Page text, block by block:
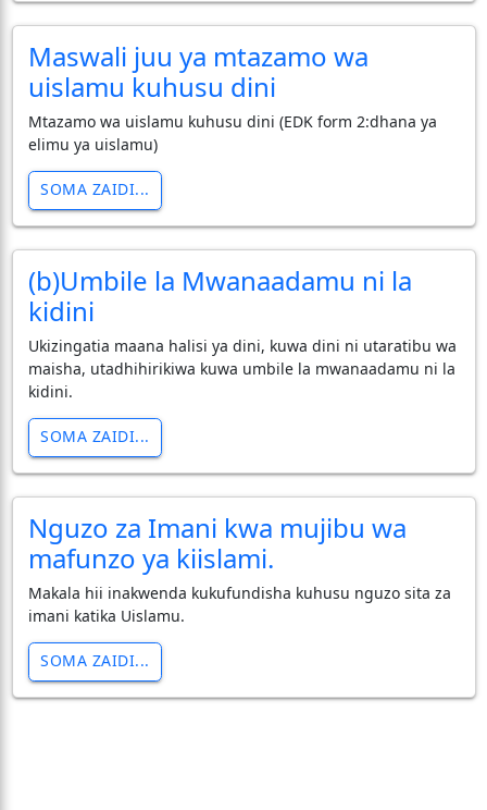
Maswali juu ya mtazamo wa
uislamu kuhusu dini
Mtazamo wa uislamu kuhusu dini (EDK form 2:dhana ya
elimu ya uislamu)
SOMA ZAIDI...
(b)Umbile la Mwanaadamu ni la
kidini
Ukizingatia maana halisi ya dini, kuwa dini ni utaratibu wa
maisha, utadhihirikiwa kuwa umbile la mwanaadamu ni la
kidini.
SOMA ZAIDI...
Nguzo za Imani kwa mujibu wa
mafunzo ya kiislami.
Makala hii inakwenda kukufundisha kuhusu nguzo sita za
imani katika Uislamu.
SOMA ZAIDI...